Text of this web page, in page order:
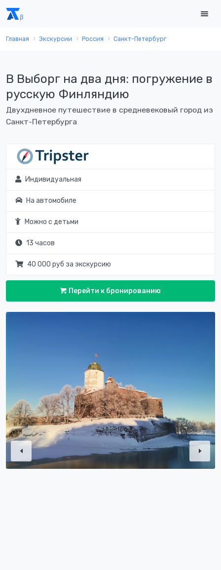
Главная Экскурсии Россия Санкт-Петербург
В Выборг на два дня: погружение в
русскую Финляндию
Двухдневное путешествие в средневековый город из
Санкт-Петербурга
Индивидуальная
На автомобиле
Можно с детьми
13 часов
40 000 руб за экскурсию
Перейти к бронированию